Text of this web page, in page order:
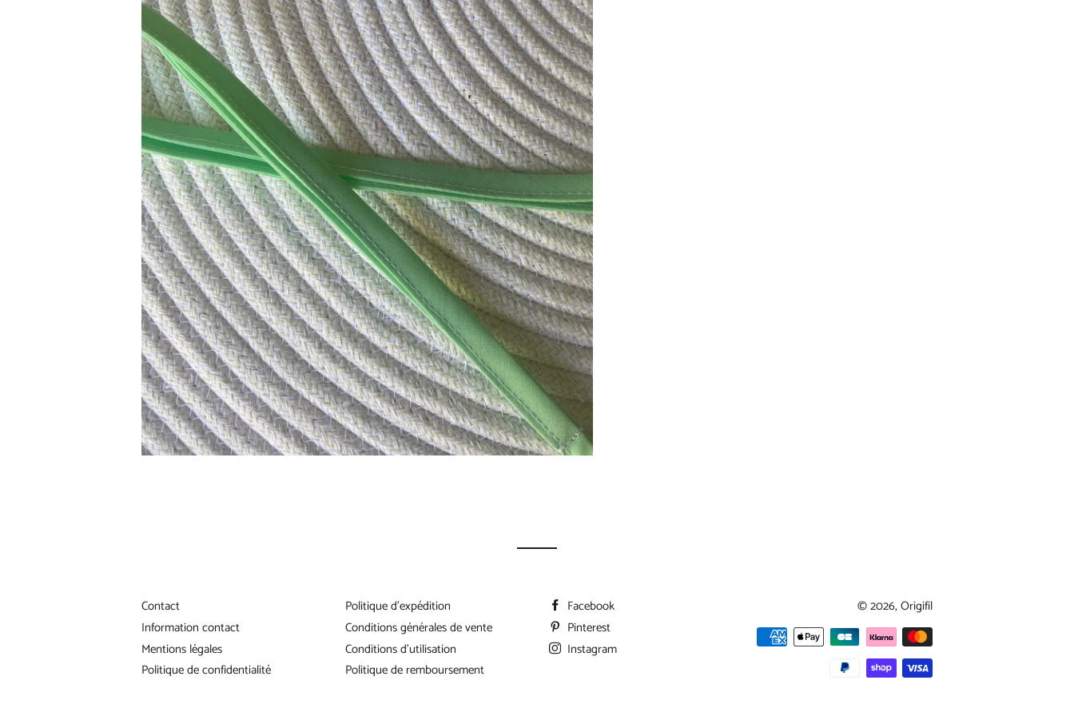
Contact
Information contact
Mentions légales
Politique de confidentialité
Politique d'expédition
Conditions générales de vente
Conditions d'utilisation
Politique de remboursement
Facebook
Pinterest
Instagram
© 2026, Origifil